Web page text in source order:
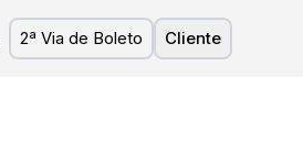
2ª Via de Boleto Cliente